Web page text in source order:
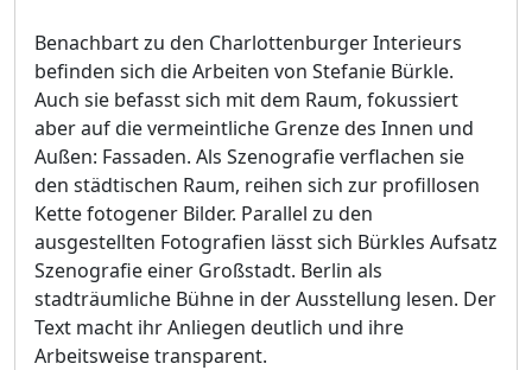
Benachbart zu den Charlottenburger Interieurs
befinden sich die Arbeiten von Stefanie Bürkle.
Auch sie befasst sich mit dem Raum, fokussiert
aber auf die vermeintliche Grenze des Innen und
Außen: Fassaden. Als Szenografie verflachen sie
den städtischen Raum, reihen sich zur profillosen
Kette fotogener Bilder. Parallel zu den
ausgestellten Fotografien lässt sich Bürkles Aufsatz
Szenografie einer Großstadt. Berlin als
stadträumliche Bühne in der Ausstellung lesen. Der
Text macht ihr Anliegen deutlich und ihre
Arbeitsweise transparent.